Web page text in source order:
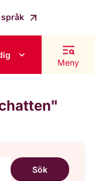
Meny
Sök